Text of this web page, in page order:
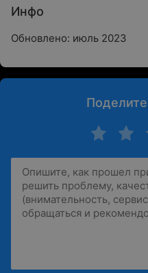
Инфо
Обновлено: июль 2023